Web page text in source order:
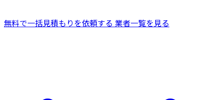
無料で一括見積もりを依頼する 業者一覧を見る